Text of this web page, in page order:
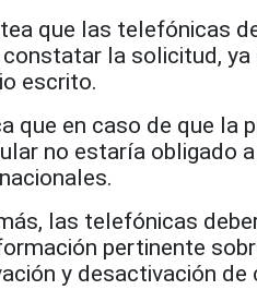
que las telefónicas
constatar la solicitud,
escrito.
que en caso de que la
no estaría obligado
las telefónicas
pertinente
y desactivación de